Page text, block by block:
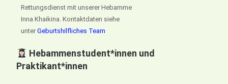
Rettungsdienst mit unserer Hebamme
Inna Khaikina. Kontaktdaten siehe
unterGeburtshilfliches Team
Hebammenstudent*innen und
Praktikant*innen